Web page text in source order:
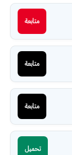
متابعة
متابعة
متابعة
تحميل